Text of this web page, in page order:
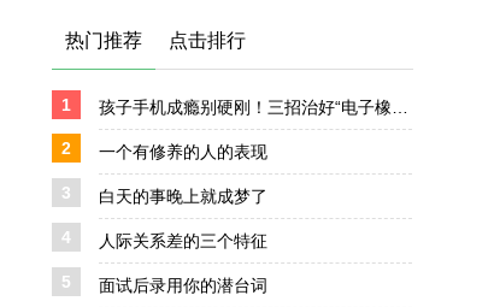
热门推荐 点击排行
1
2 一个有修养的人的表现
3 白天的事晚上就成梦了
4 人际关系差的三个特征
5 面试后录用你的潜台词